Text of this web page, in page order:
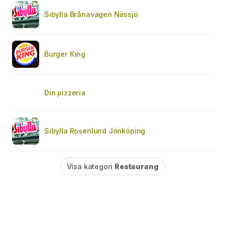
Sibylla Brånavägen Nässjö
Burger King
Din pizzeria
Sibylla Rosenlund Jönköping
Visa kategori Restaurang